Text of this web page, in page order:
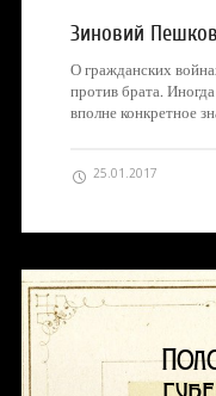
Зиновий
О гражданских
против брата.
вполне конкретное
25.01.2017